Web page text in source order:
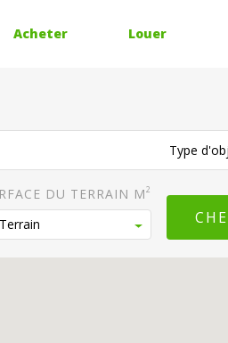
Acheter Louer
DU TERRAIN M2